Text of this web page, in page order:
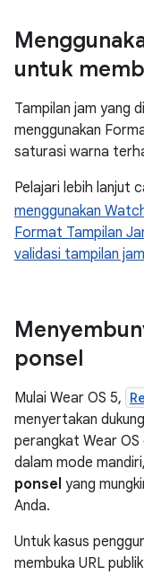
untuk
Tampilan jam yang
menggunakan
saturasi warna
Pelajari lebih lanjut
menggunakan
Format Tampilan
validasi tampilan jam
ponsel
Mulai Wear OS 5,
menyertakan
perangkat Wear
dalam mode
ponsel yang
Anda.
Untuk kasus
membuka URL